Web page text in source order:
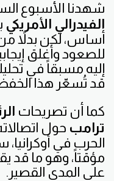
شهدنا الأسبوع
الفيدرالي الأمريكي
أساس، لكن بدلاً
للصعود وأغلق
إليه مسبقاً في
قد تُسعّر هذا
كما أن تصريحات
ترامب حول
الحرب في
مؤقتاً، وهو ما قد
على المدى القصير.